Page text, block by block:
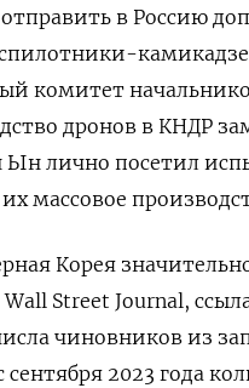
в Россию
комитет
дронов в КНДР
Ын лично посетил
массовое
Корея
Street Journal,
чиновников из
сентября 2023 года